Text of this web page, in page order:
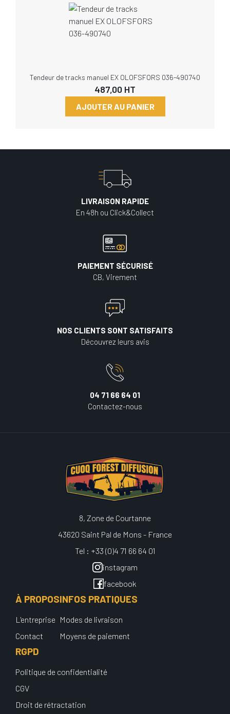
Tendeur de tracks manuel EX OLOFSFORS 036-490740
487,00 HT
AJOUTER AU PANIER
LIVRAISON RAPIDE
En 48h ou Click&Collect
PAIEMENT SÉCURISÉ
CB, Virement
NOS CLIENTS SONT SATISFAITS
Découvrez leurs avis
04 71 66 64 01
Contactez-nous
8, Zone de Courtanne
43620 Saint Pal de Mons - France
Tel : +33 (0)4 71 66 64 01
instagram
facebook
À PROPOS
L'entreprise
Contact
INFOS PRATIQUES
Modes de livraison
Moyens de paiement
RGPD
Politique de confidentialité
CGV
Droit de rétractation